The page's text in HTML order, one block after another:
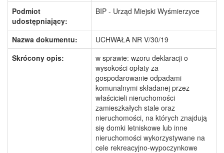
Podmiot
udostępniający:
BIP - Urząd Miejski Wyśmierzyce
Nazwa dokumentu:
UCHWAŁA NR V/30/19
Skrócony opis:
w sprawie: wzoru deklaracji o
wysokości opłaty za
gospodarowanie odpadami
komunalnymi składanej przez
właścicieli nieruchomości
zamieszkałych stale oraz
nieruchomości, na których znajdują
się domki letniskowe lub inne
nieruchomości wykorzystywane na
cele rekreacyjno-wypoczynkowe